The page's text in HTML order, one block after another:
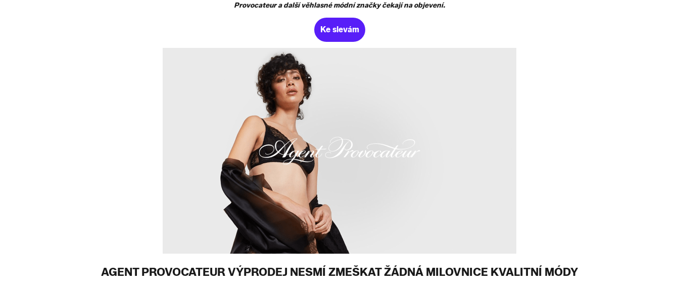
Provocateur a další věhlasné módní značky čekají na objevení.
Ke slevám
AGENT PROVOCATEUR VÝPRODEJ NESMÍ ZMEŠKAT ŽÁDNÁ MILOVNICE KVALITNÍ MÓDY